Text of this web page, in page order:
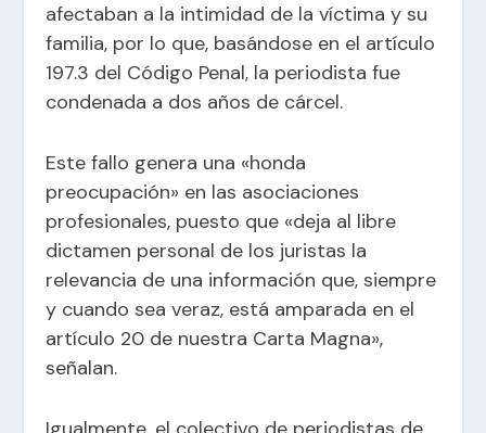
afectaban a la intimidad de la víctima y su
familia, por lo que, basándose en el artículo
197.3 del Código Penal, la periodista fue
condenada a dos años de cárcel.
Este fallo genera una «honda
preocupación» en las asociaciones
profesionales, puesto que «deja al libre
dictamen personal de los juristas la
relevancia de una información que, siempre
y cuando sea veraz, está amparada en el
artículo 20 de nuestra Carta Magna»,
señalan.